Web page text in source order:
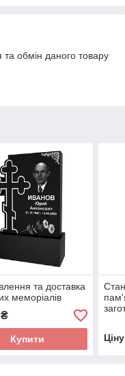
обмін даного товару
та доставка
меморіалів
Купити